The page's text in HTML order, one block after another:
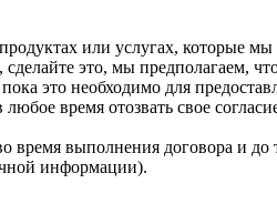
или услугах, которые
это, мы предполагаем,
это необходимо для
время отозвать свое
выполнения договора и до
информации).